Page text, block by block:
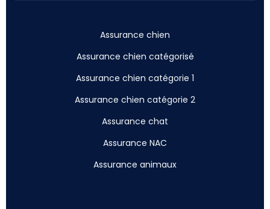
Assurance chien
Assurance chien catégorisé
Assurance chien catégorie 1
Assurance chien catégorie 2
Assurance chat
Assurance NAC
Assurance animaux